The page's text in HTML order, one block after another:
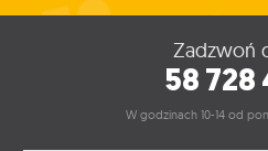
Zadzwoń
58 728
W godzinach 10-14 od